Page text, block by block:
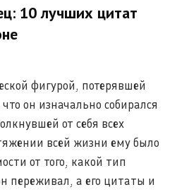
10 лучших цитат
фигурой, потерявшей
он изначально собирался
от себя всех
всей жизни ему было
от того, какой тип
переживал, а его цитаты и